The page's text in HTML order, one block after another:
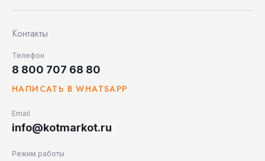
Контакты
Телефон
8 800 707 68 80
НАПИСАТЬ В WHATSAPP
Email
info@kotmarkot.ru
Режим работы